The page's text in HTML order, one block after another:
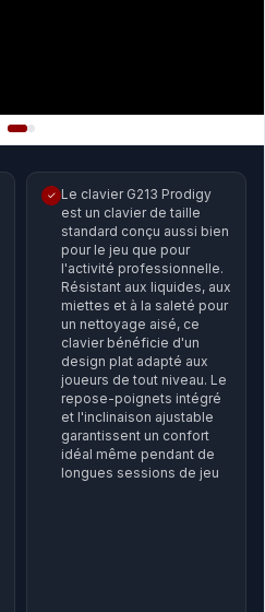
✓ Le clavier G213 Prodigy
est un clavier de taille
standard conçu aussi bien
pour le jeu que pour
l'activité professionnelle.
Résistant aux liquides, aux
miettes et à la saleté pour
un nettoyage aisé, ce
clavier bénéficie d'un
design plat adapté aux
joueurs de tout niveau. Le
repose-poignets intégré
et l'inclinaison ajustable
garantissent un confort
idéal même pendant de
longues sessions de jeu